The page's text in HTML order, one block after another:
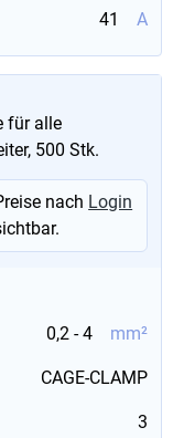
41 A
für alle
500 Stk.
0,2 - 4 mm²
CAGE-CLAMP
3
nach Login